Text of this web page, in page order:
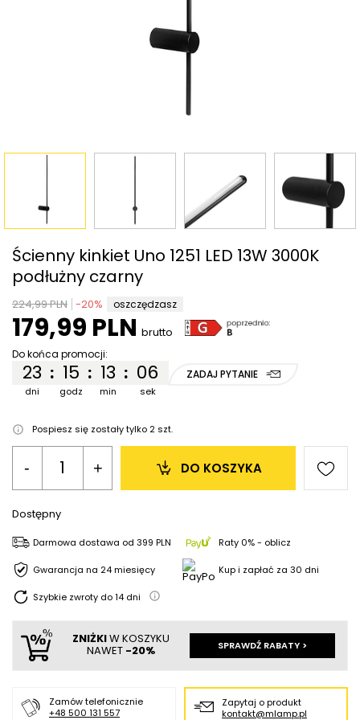
Ścienny kinkiet Uno 1251 LED 13W 3000K
podłużny czarny
224,99 PLN -20% oszczędzasz
179,99 PLN brutto
Do końca promocji:
:
dni
23 :
godz
15 :
min
13
sek
06 ZADAJ PYTANIE
Pospiesz się zostały tylko 2 szt.
- + DO KOSZYKA
Dostępny
Darmowa dostawa od 399 PLN Raty 0% - oblicz
Gwarancja na 24 miesięcy Kup i zapłać za 30 dni
Szybkie zwroty do14 dni
ZNIŻKIW KOSZYKU
NAWET -20% SPRAWDŹ RABATY >
Zamów telefonicznie
+48 500 131 557
Zapytaj o produkt
kontakt@mlamp.pl